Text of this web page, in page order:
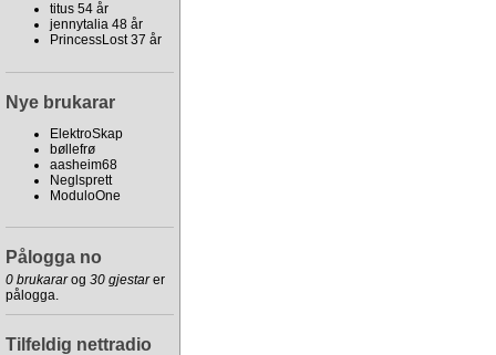
titus 54 år
jennytalia 48 år
PrincessLost 37 år
Nye brukarar
ElektroSkap
bøllefrø
aasheim68
Neglsprett
ModuloOne
Pålogga no
0 brukararog 30 gjestarer
pålogga.
Tilfeldig nettradio